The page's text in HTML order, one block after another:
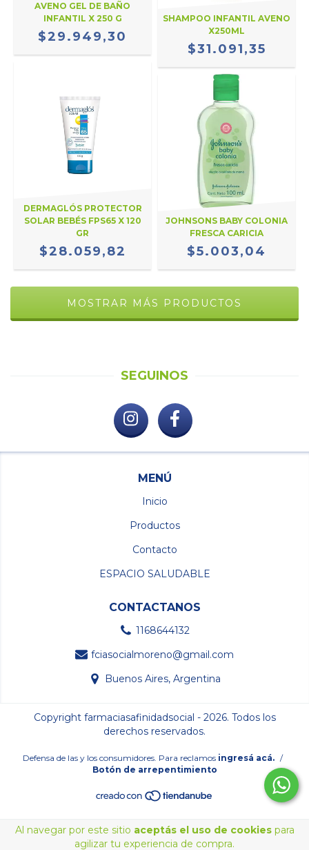
Al navegar por este sitio aceptás el uso de cookiespara
agilizar tu experiencia de compra.
AVENO GEL DE BAÑO
INFANTIL X 250 G
$29.949,30
SHAMPOO INFANTIL AVENO
X250ML
$31.091,35
DERMAGLÓS PROTECTOR
SOLAR BEBÉS FPS65 X 120
GR
$28.059,82
JOHNSONS BABY COLONIA
FRESCA CARICIA
$5.003,04
MOSTRAR MÁS PRODUCTOS
SEGUINOS
MENÚ
Inicio
Productos
Contacto
ESPACIO SALUDABLE
CONTACTANOS
1168644132
fciasocialmoreno@gmail.com
Buenos Aires, Argentina
Copyright farmaciasafinidadsocial - 2026. Todos los
derechos reservados.
Defensa de las y los consumidores. Para reclamos ingresá acá. /
Botón de arrepentimiento